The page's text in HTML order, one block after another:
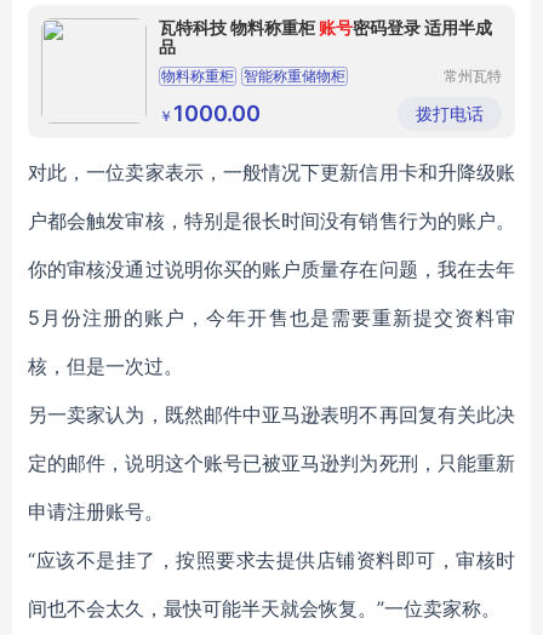
瓦特科技 物料称重柜 账号密码登录 适用半成
品
物料称重柜 智能称重储物柜
智能称重工具管理柜
智能称重借还管理
常州瓦特
有限公司
￥ 1000.00 拨打电话
对此，一位卖家表示，一般情况下更新信用卡和升降级账
户都会触发审核，特别是很长时间没有销售行为的账户。
你的审核没通过说明你买的账户质量存在问题，我在去年
5月份注册的账户，今年开售也是需要重新提交资料审
核，但是一次过。
另一卖家认为，既然邮件中亚马逊表明不再回复有关此决
定的邮件，说明这个账号已被亚马逊判为死刑，只能重新
申请注册账号。
“应该不是挂了，按照要求去提供店铺资料即可，审核时
间也不会太久，最快可能半天就会恢复。”一位卖家称。